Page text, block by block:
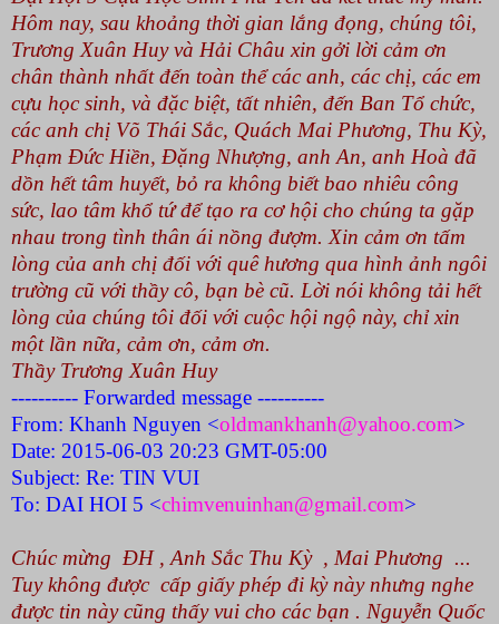
Hôm nay, sau khoảng thời gian lắng đọng, chúng tôi,
Trương Xuân Huy và Hải Châu xin gởi lời cảm ơn
chân thành nhất đến toàn thể các anh, các chị, các em
cựu học sinh, và đặc biệt, tất nhiên, đến Ban Tổ chức,
các anh chị Võ Thái Sắc, Quách Mai Phương, Thu Kỳ,
Phạm Đức Hiền, Đặng Nhượng, anh An, anh Hoà đã
dồn hết tâm huyết, bỏ ra không biết bao nhiêu công
sức, lao tâm khổ tứ để tạo ra cơ hội cho chúng ta gặp
nhau trong tình thân ái nồng đượm. Xin cảm ơn tấm
lòng của anh chị đối với quê hương qua hình ảnh ngôi
trường cũ với thầy cô, bạn bè cũ. Lời nói không tải hết
lòng của chúng tôi đối với cuộc hội ngộ này, chỉ xin
một lần nữa, cảm ơn, cảm ơn.
Thầy Trương Xuân Huy
---------- Forwarded message ----------
From: Khanh Nguyen <oldmankhanh@yahoo.com>
Date: 2015-06-03 20:23 GMT-05:00
Subject: Re: TIN VUI
To: DAI HOI 5 <chimvenuinhan@gmail.com>
Chúc mừng ĐH , Anh Sắc Thu Kỳ , Mai Phương ...
Tuy không được cấp giấy phép đi kỳ này nhưng nghe
được tin này cũng thấy vui cho các bạn . Nguyễn Quốc